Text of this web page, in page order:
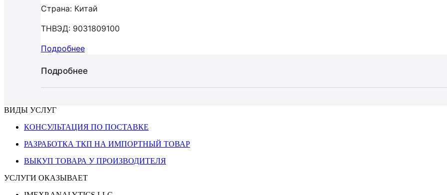
Страна: Китай
ТНВЭД: 9031809100
Подробнее
Подробнее
ВИДЫ УСЛУГ
КОНСУЛЬТАЦИЯ ПО ПОСТАВКЕ
РАЗРАБОТКА ТКП НА ИМПОРТНЫЙ ТОВАР
ВЫКУП ТОВАРА У ПРОИЗВОДИТЕЛЯ
УСЛУГИ ОКАЗЫВАЕТ